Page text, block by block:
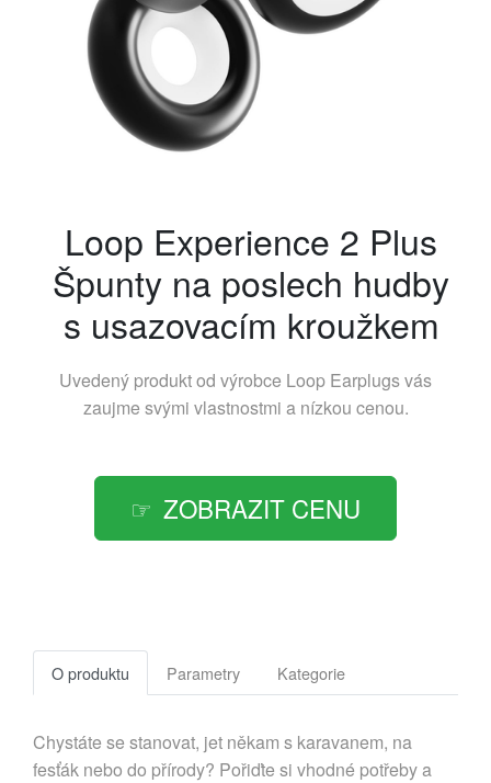
Loop Experience 2 Plus
Špunty na poslech hudby
s usazovacím kroužkem
Uvedený produkt od výrobce Loop Earplugsvás
zaujme svými vlastnostmi a nízkou cenou.
ZOBRAZIT CENU
O produktu Parametry Kategorie
Chystáte se stanovat, jet někam s karavanem, na
fesťák nebo do přírody? Pořiďte si vhodné potřeby a